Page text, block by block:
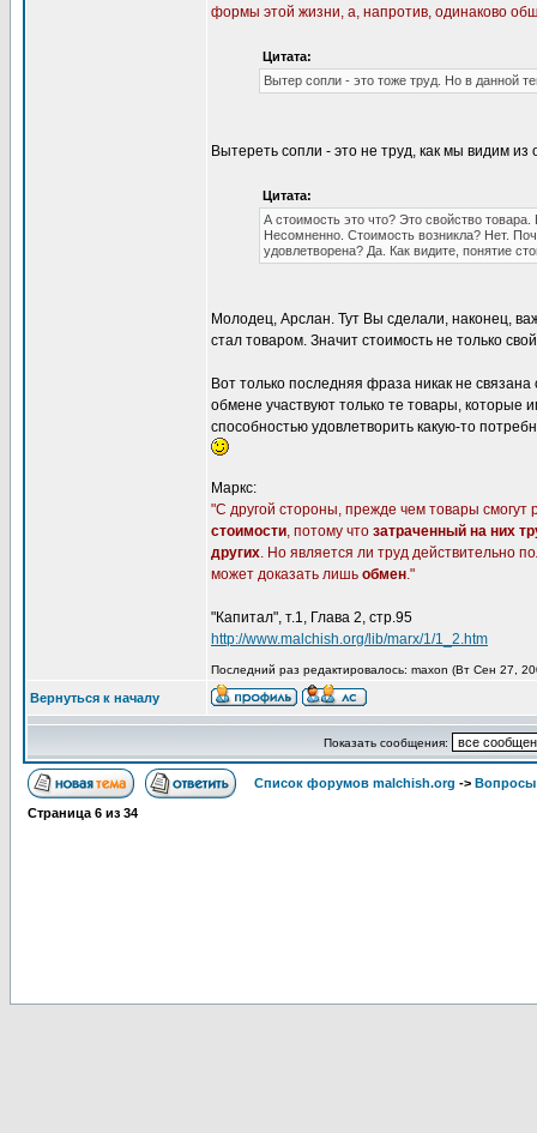
формы этой жизни, а, напротив, одинаково
Цитата:
Вытер сопли - это тоже труд. Но в данной
Вытереть сопли - это не труд, как мы видим
Цитата:
А стоимость это что? Это свойство
Несомненно. Стоимость возникла? Нет.
удовлетворена? Да. Как видите, понятие
Молодец, Арслан. Тут Вы сделали, наконец,
стал товаром. Значит стоимость не только
Вот только последняя фраза никак не
обмене участвуют только те товары, которые
способностью удовлетворить какую-то
Маркс:
"С другой стороны, прежде чем товары смогут
стоимости, потому что затраченный на них
других. Но является ли труд действительно
может доказать лишь обмен."
"Капитал", т.1, Глава 2, стр.95
http://www.malchish.org/lib/marx/1/1_2.htm
Последний раз редактировалось: maxon (Вт Сен 27,
Вернуться к началу
Показать сообщения:
Список форумов malchish.org -> Вопросы
Страница 6 из 34